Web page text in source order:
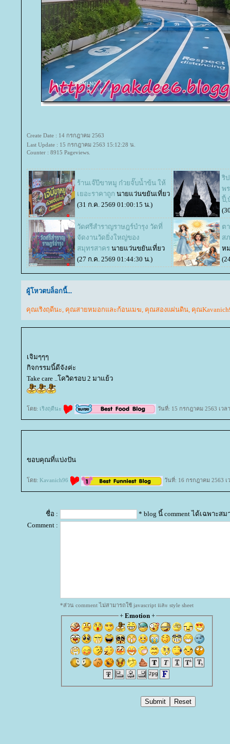
Create Date : 14 กรกฎาคม 2563
Last Update : 15 กรกฎาคม 2563 15:12:28 น.
Counter : 8915 Pageviews.
ร้านเจ๊บีขาหมู ก๋วยจั๊บน้ำข้น ให้
เยอะราคาถูก นายแว่นขยันเที่ยว
(31 ก.ค. 2569 01:00:15 น.)
ริ
พ
ปี้,
วัดศรีสำราญราษฎร์บำรุง วัดที่
จัดงานวัดยิ่งใหญ่ของ
สมุทรสาคร นายแว่นขยันเที่ยว
(27 ก.ค. 2569 01:44:30 น.)
ต
ส
ห
ผู้โหวตบล็อกนี้...
คุณเริงฤดีนะ, คุณสายหมอกและก้อนเมฆ, คุณสองแผ่นดิน, คุณ
เจิมๆๆๆ
กิจกรรมนี้ดีจังค่ะ
Take care ..โควิดรอบ 2 มาแย้ว
ดย: เริงฤดีนะ วันที่: 15 กรกฎาคม 2563 เวล
ขอบคุณที่แบ่งปัน
ดย: Kavanich96 วันที่: 16 กรกฎาคม 2563 เ
ชื่อ :
* blog นี้ comment ได้เฉพาะสม
Comment :
*ส่วน comment ไม่สามารถใช้ javascript และ style sheet
+ Emotion+